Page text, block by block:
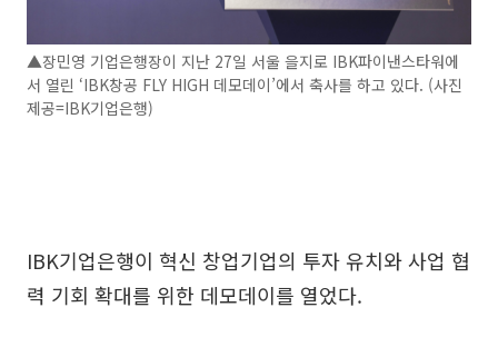
▲장민영 기업은행장이 지난 27일 서울 을지로 IBK파이낸스타워에
서 열린 ‘IBK창공 FLY HIGH 데모데이’에서 축사를 하고 있다. (사진
제공=IBK기업은행)
IBK기업은행이 혁신 창업기업의 투자 유치와 사업 협
력 기회 확대를 위한 데모데이를 열었다.